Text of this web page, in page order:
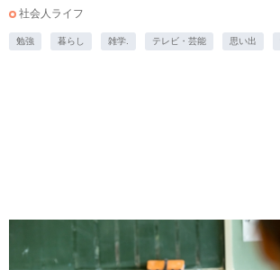
社会人ライフ
勉強 暮らし 雑学. テレビ・芸能 思い出